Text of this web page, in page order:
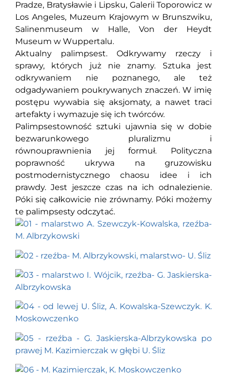
Pradze, Bratysławie i Lipsku, Galerii Toporowicz w
Los Angeles, Muzeum Krajowym w Brunszwiku,
Salinenmuseum w Halle, Von der Heydt
Museum w Wuppertalu.
Aktualny palimpsest. Odkrywamy rzeczy i
sprawy, których już nie znamy. Sztuka jest
odkrywaniem nie poznanego, ale też
odgadywaniem poukrywanych znaczeń. W imię
postępu wywabia się aksjomaty, a nawet traci
artefakty i wymazuje się ich twórców.
Palimpsestowność sztuki ujawnia się w dobie
bezwarunkowego pluralizmu i
równouprawnienia jej formuł. Polityczna
poprawność ukrywa na gruzowisku
postmodernistycznego chaosu idee i ich
prawdy. Jest jeszcze czas na ich odnalezienie.
Póki się całkowicie nie zrównamy. Póki możemy
te palimpsesty odczytać.